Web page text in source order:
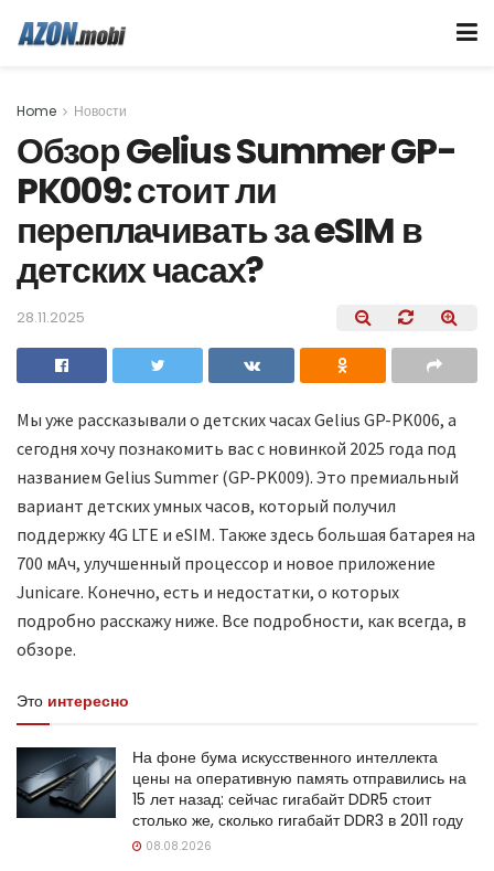
Home Новости
Обзор Gelius Summer GP-
PK009: стоит ли
переплачивать за eSIM в
детских часах?
28.11.2025
Мы уже рассказывали о детских часах Gelius GP-PK006, а
сегодня хочу познакомить вас с новинкой 2025 года под
названием Gelius Summer (GP-PK009). Это премиальный
вариант детских умных часов, который получил
поддержку 4G LTE и eSIM. Также здесь большая батарея на
700 мАч, улучшенный процессор и новое приложение
Junicare. Конечно, есть и недостатки, о которых
подробно расскажу ниже. Все подробности, как всегда, в
обзоре.
Это интересно
На фоне бума искусственного интеллекта
цены на оперативную память отправились на
15 лет назад: сейчас гигабайт DDR5 стоит
столько же, сколько гигабайт DDR3 в 2011 году
08.08.2026